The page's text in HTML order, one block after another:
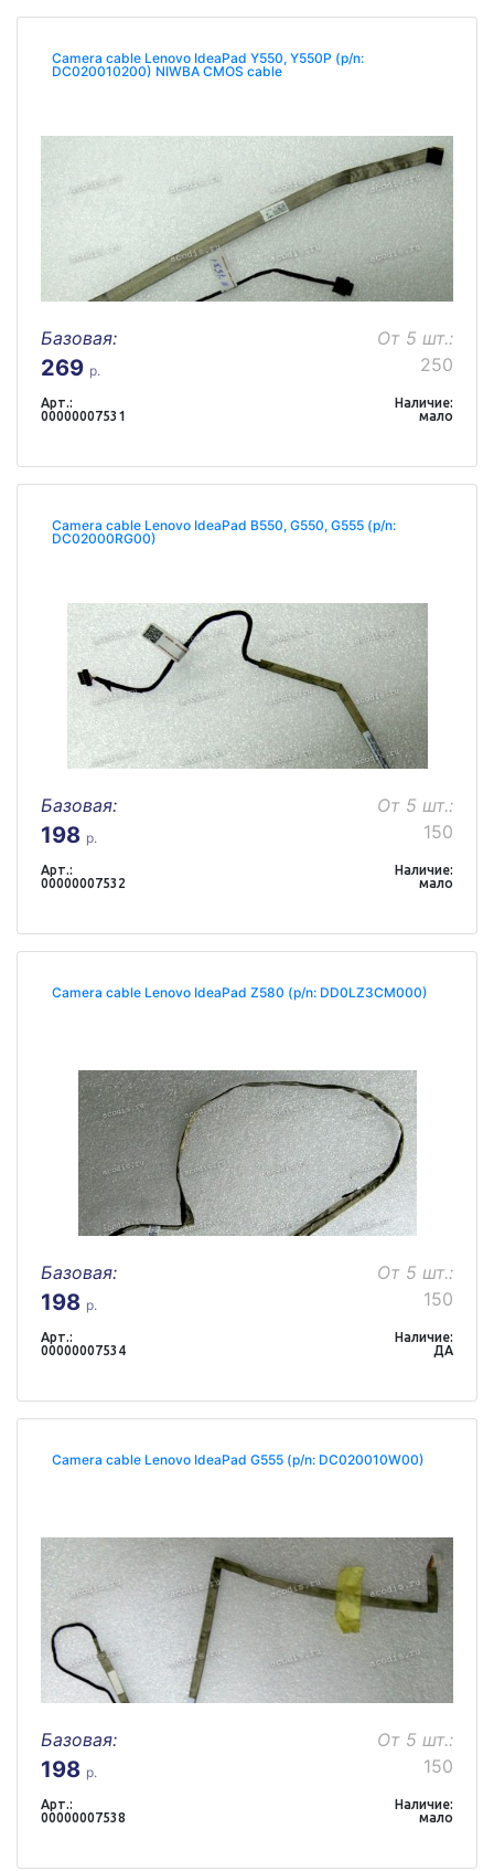
Camera cable Lenovo IdeaPad Y550, Y550P (p/n:
DC020010200) NIWBA CMOS cable
Базовая:
269 р.
От 5 шт.:
250
Арт.:
00000007531
Наличие:
мало
Camera cable Lenovo IdeaPad B550, G550, G555 (p/n:
DC02000RG00)
Базовая:
198 р.
От 5 шт.:
150
Арт.:
00000007532
Наличие:
мало
Camera cable Lenovo IdeaPad Z580 (p/n: DD0LZ3CM000)
Базовая:
198 р.
От 5 шт.:
150
Арт.:
00000007534
Наличие:
ДА
Camera cable Lenovo IdeaPad G555 (p/n: DC020010W00)
Базовая:
198 р.
От 5 шт.:
150
Арт.:
00000007538
Наличие:
мало